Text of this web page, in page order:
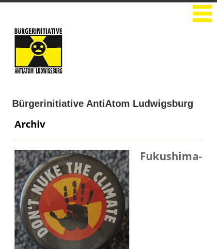
Bürgerinitiative AntiAtom Ludwigsburg
Willkommen bei der BI Antiatom
Ludwigsburg!
Archiv
Fukushima-